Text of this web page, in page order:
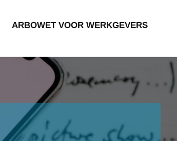
ARBOWET VOOR WERKGEVERS